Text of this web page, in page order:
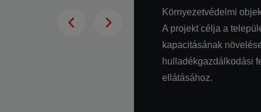
Környezetvédelmi
A projekt célja a
kapacitásának
hulladékgazdálkodási
ellátásához.